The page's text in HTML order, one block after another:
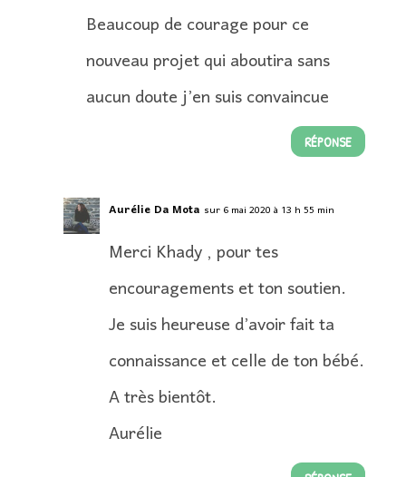
Beaucoup de courage pour ce
nouveau projet qui aboutira sans
aucun doute j’en suis convaincue
RÉPONSE
Aurélie Da Mota sur 6 mai 2020 à 13 h 55 min
Merci Khady , pour tes
encouragements et ton soutien.
Je suis heureuse d’avoir fait ta
connaissance et celle de ton bébé.
A très bientôt.
Aurélie